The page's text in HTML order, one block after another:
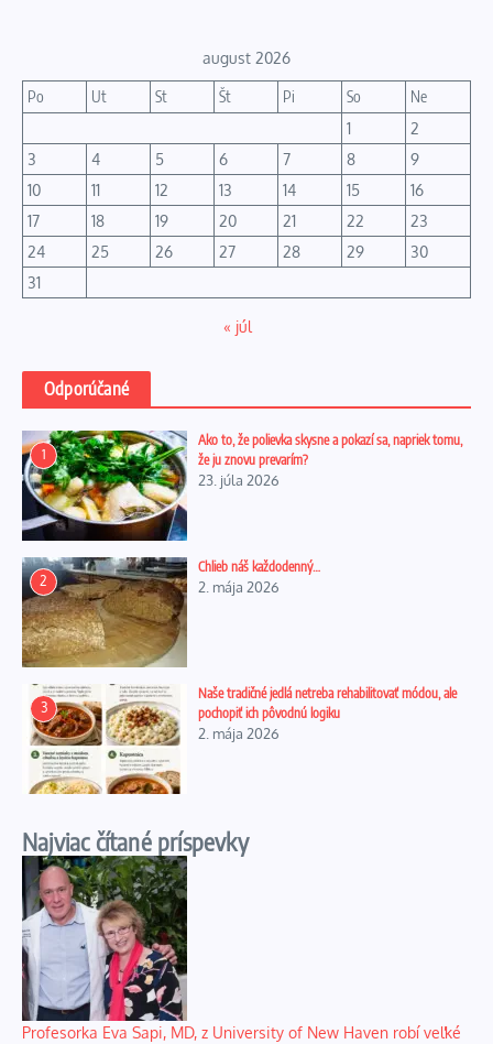
august 2026
Po Ut St Št Pi So
Ne
1
2
3
4 5 6 7 8
9
10
11 12 13 14 15
16
17
18 19 20 21 22
23
24
25 26 27 28 29
30
31
« júl
Odporúčané
1
Ako to, že polievka skysne a pokazí sa, napriek tomu,
že ju znovu prevarím?
23. júla 2026
2
Chlieb náš každodenný…
2. mája 2026
3
Naše tradičné jedlá netreba rehabilitovať módou, ale
pochopiť ich pôvodnú logiku
2. mája 2026
Najviac čítané príspevky
Profesorka Eva Sapi, MD, z University of New Haven robí veľké